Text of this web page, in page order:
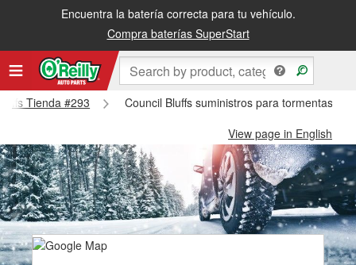
Encuentra la batería correcta para tu vehículo.
Compra baterías SuperStart
Tienda #293
Council Bluffs suministros para tormentas de
View page in English